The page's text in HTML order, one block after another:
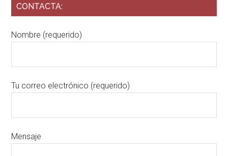
CONTACTA:
Nombre (requerido)
Tu correo electrónico (requerido)
Mensaje